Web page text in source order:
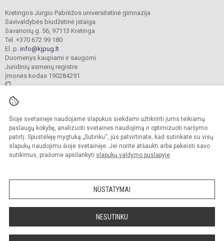
Šioje svetainėje naudojame slapukus siekdami užtikrinti jums teikiamų
paslaugų kokybę, analizuoti svetainės naudojimą ir optimizuoti naršymo
patirtį. Spustelėję mygtuką „Sutinku“, jūs patvirtinate, kad sutinkate su visų
slapukų naudojimu šioje svetainėje. Jei norite atšaukti arba pakeisti savo
sutikimus, prašome apsilankyti slapukų valdymo puslapyje.
NUSTATYMAI
NESUTINKU
Kretingos Jurgio Pabrėžos universitetinė gimnazija
Savivaldybės biudžetinė įstaiga
Savanorių g. 56, 97113 Kretinga
Tel. +370 672 99 180
El. p. info@kjpug.lt
Duomenys kaupiami ir saugomi
Juridinių asmenų registre
Įmonės kodas 190284291
saugomos.
Kopijuoti turinį be raštiško gimnazijos sutikimo griežtai draudžiama.
Versija neįgaliesiems Slapukų valdymas
Sumanus būdas atnaujinti